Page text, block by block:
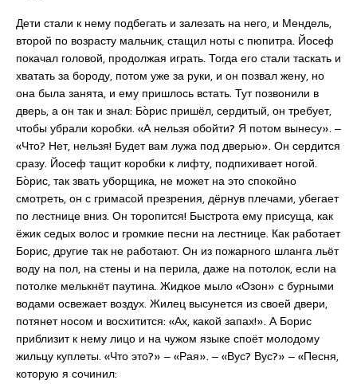
Дети стали к нему подбегать и залезать на него, и Мендель,
второй по возрасту мальчик, стащил ноты с пюпитра. Йосеф
покачал головой, продолжая играть. Тогда его стали таскать и
хватать за бороду, потом уже за руки, и он позвал жену, но
она была занята, и ему пришлось встать. Тут позвонили в
дверь, а он так и знал: Бо̀рис пришёл, сердитый, он требует,
чтобы убрали коробки. «А нельзя обойти? Я потом вынесу». ‒
«Что? Нет, нельзя! Будет вам лужа под дверью». Он сердится
сразу. Йосеф тащит коробки к лифту, подпихивает ногой.
Бо̀рис, так звать уборщика, не может на это спокойно
смотреть, он с гримасой презрения, дёрнув плечами, убегает
по лестнице вниз. Он торопится! Быстрота ему присуща, как
ёжик седых волос и громкие песни на лестнице. Как работает
Борис, другие так не работают. Он из пожарного шланга льёт
воду на пол, на стены и на перила, даже на потолок, если на
потолке мелькнёт паутина. Жидкое мыло «Озон» с бурными
водами освежает воздух. Жилец высунется из своей двери,
потянет носом и восхитится: «Ах, какой запах!». А Борис
приблизит к нему лицо и на чужом языке споёт молодому
жильцу куплеты. «Что это?» ‒ «Рая». ‒ «Вус? Вус?» ‒ «Песня,
которую я сочинил: